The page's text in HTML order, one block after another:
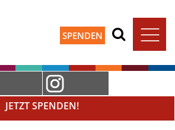
SPENDEN
JETZT SPENDEN!